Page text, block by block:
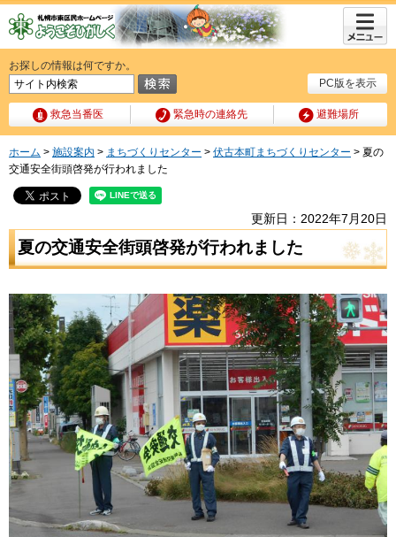
PC版を表示
お探しの情報は何ですか。
救急当番医 緊急時の連絡先 避難場所
メニュ
ー
ホーム > 施設案内 > まちづくりセンター > 伏古本町まちづくりセンター > 夏の
交通安全街頭啓発が行われました
更新日：2022年7月20日
夏の交通安全街頭啓発が行われました